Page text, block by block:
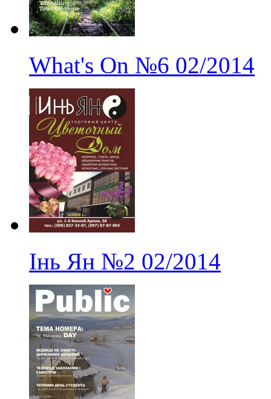
What's On №6 02/2014
Інь Ян №2 02/2014